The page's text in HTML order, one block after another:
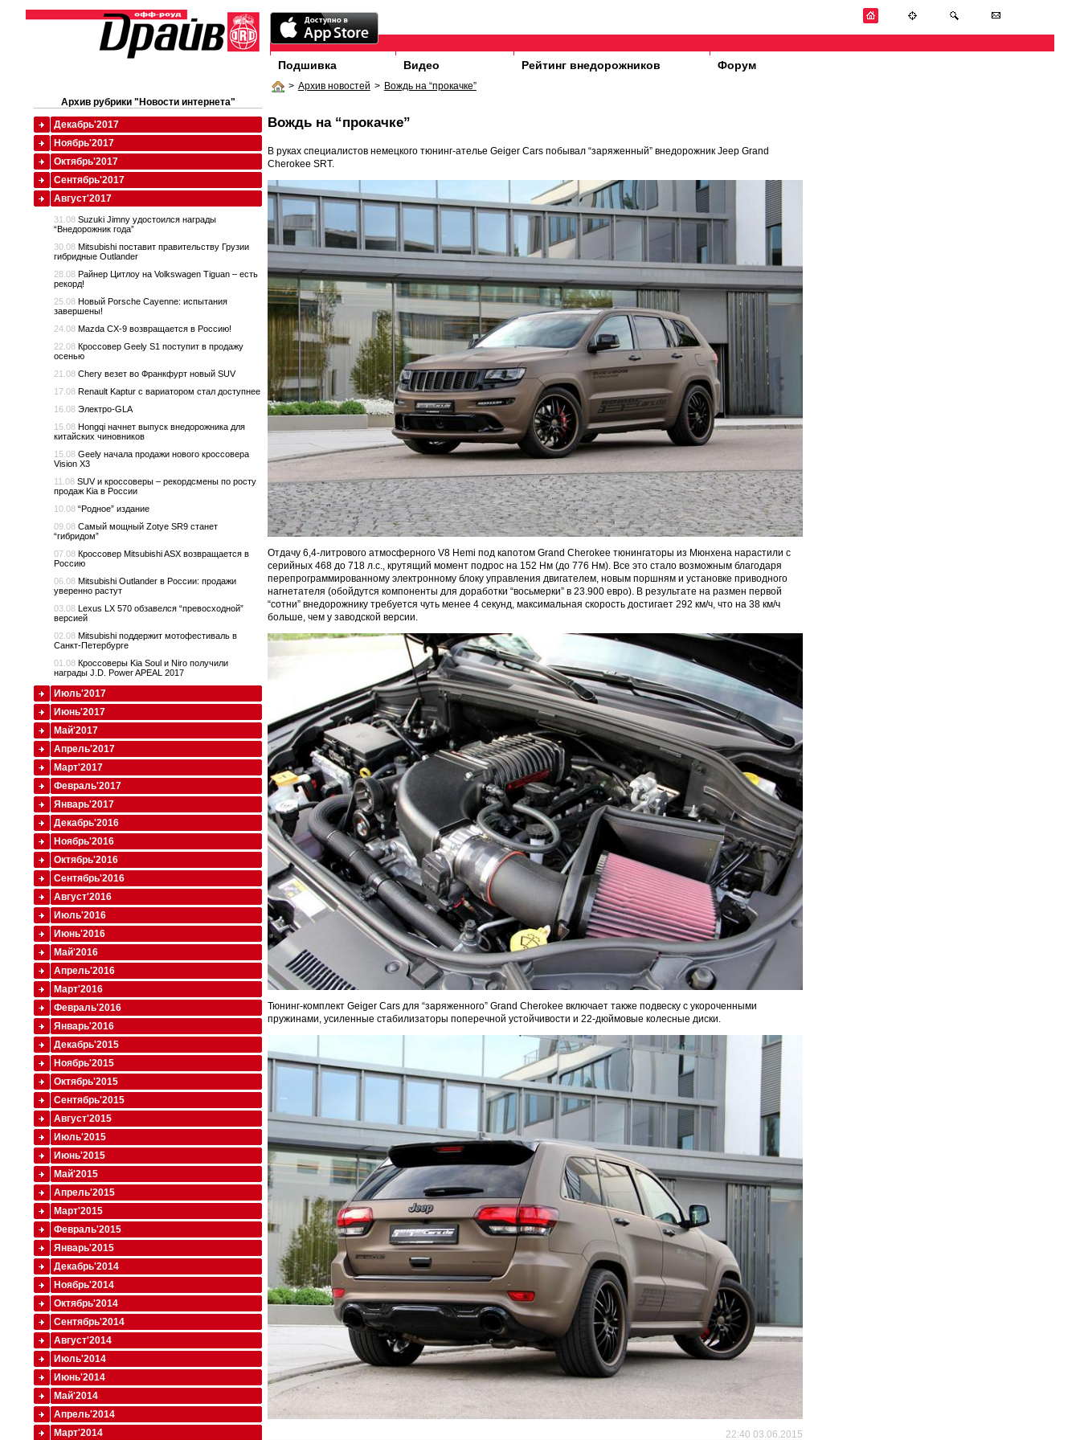
Подшивка Видео Рейтинг внедорожников Форум
> Архив новостей > Вождь на “прокачке”
Вождь на “прокачке”
В руках специалистов немецкого тюнинг-ателье Geiger Cars побывал “заряженный” внедорожник Jeep Grand
Cherokee SRT.
Отдачу 6,4-литрового атмосферного V8 Hemi под капотом Grand Cherokee тюнингаторы из Мюнхена нарастили с
серийных 468 до 718 л.с., крутящий момент подрос на 152 Нм (до 776 Нм). Все это стало возможным благодаря
перепрограммированному электронному блоку управления двигателем, новым поршням и установке приводного
нагнетателя (обойдутся компоненты для доработки “восьмерки” в 23.900 евро). В результате на размен первой
“сотни” внедорожнику требуется чуть менее 4 секунд, максимальная скорость достигает 292 км/ч, что на 38 км/ч
больше, чем у заводской версии.
Тюнинг-комплект Geiger Cars для “заряженного” Grand Cherokee включает также подвеску с укороченными
пружинами, усиленные стабилизаторы поперечной устойчивости и 22-дюймовые колесные диски.
22:40 03.06.2015
Архив рубрики "Новости интернета"
Декабрь'2017
Ноябрь'2017
Октябрь'2017
Сентябрь'2017
Август'2017
31.08 Suzuki Jimny удостоился награды
“Внедорожник года”
30.08 Mitsubishi поставит правительству Грузии
гибридные Outlander
28.08 Райнер Цитлоу на Volkswagen Tiguan – есть
рекорд!
25.08 Новый Porsche Cayenne: испытания
завершены!
24.08 Mazda CX-9 возвращается в Россию!
22.08 Кроссовер Geely S1 поступит в продажу
осенью
21.08 Chery везет во Франкфурт новый SUV
17.08 Renault Kaptur с вариатором стал доступнее
16.08 Электро-GLA
15.08 Hongqi начнет выпуск внедорожника для
китайских чиновников
15.08 Geely начала продажи нового кроссовера
Vision X3
11.08 SUV и кроссоверы – рекордсмены по росту
продаж Kia в России
10.08 “Родное” издание
09.08 Самый мощный Zotye SR9 станет
“гибридом”
07.08 Кроссовер Mitsubishi ASX возвращается в
Россию
06.08 Mitsubishi Outlander в России: продажи
уверенно растут
03.08 Lexus LX 570 обзавелся “превосходной”
версией
02.08 Mitsubishi поддержит мотофестиваль в
Санкт-Петербурге
01.08 Кроссоверы Kia Soul и Niro получили
награды J.D. Power APEAL 2017
Июль'2017
Июнь'2017
Май'2017
Апрель'2017
Март'2017
Февраль'2017
Январь'2017
Декабрь'2016
Ноябрь'2016
Октябрь'2016
Сентябрь'2016
Август'2016
Июль'2016
Июнь'2016
Май'2016
Апрель'2016
Март'2016
Февраль'2016
Январь'2016
Декабрь'2015
Ноябрь'2015
Октябрь'2015
Сентябрь'2015
Август'2015
Июль'2015
Июнь'2015
Май'2015
Апрель'2015
Март'2015
Февраль'2015
Январь'2015
Декабрь'2014
Ноябрь'2014
Октябрь'2014
Сентябрь'2014
Август'2014
Июль'2014
Июнь'2014
Май'2014
Апрель'2014
Март'2014